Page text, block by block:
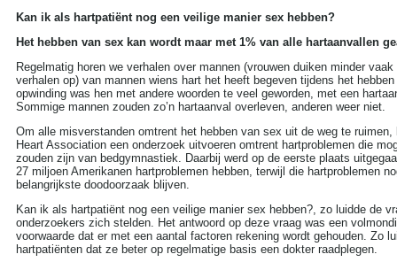
TAGS IN CLOUD
Alcohol Alzheimer Depressie
DieetGezondheid
A tot Z Griep Hart- en
vaatziekten Kanker
Opvoeding en zwangerschap
Sex Slapeloosheid
Voedingssupplementen
more tags
Aambeien speen(9)
ADHD(37)
Afasie(4)
Kan ik als hartpatiënt nog een veilige manier sex hebben?
Het hebben van sex kan wordt maar met 1% van alle hartaanvallen
Regelmatig horen we verhalen over mannen (vrouwen duiken minder
verhalen op) van mannen wiens hart het heeft begeven tijdens het
opwinding was hen met andere woorden te veel geworden, met een
Sommige mannen zouden zo’n hartaanval overleven, anderen weer niet.
Om alle misverstanden omtrent het hebben van sex uit de weg te ruimen,
Heart Association een onderzoek uitvoeren omtrent hartproblemen die
zouden zijn van bedgymnastiek. Daarbij werd op de eerste plaats
27 miljoen Amerikanen hartproblemen hebben, terwijl die hartproblemen
belangrijkste doodoorzaak blijven.
Kan ik als hartpatiënt nog een veilige manier sex hebben?, zo luidde de
onderzoekers zich stelden. Het antwoord op deze vraag was een
voorwaarde dat er met een aantal factoren rekening wordt gehouden. Zo
hartpatiënten dat ze beter op regelmatige basis een dokter raadplegen.